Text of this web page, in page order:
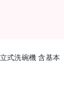
式洗碗機 含基本